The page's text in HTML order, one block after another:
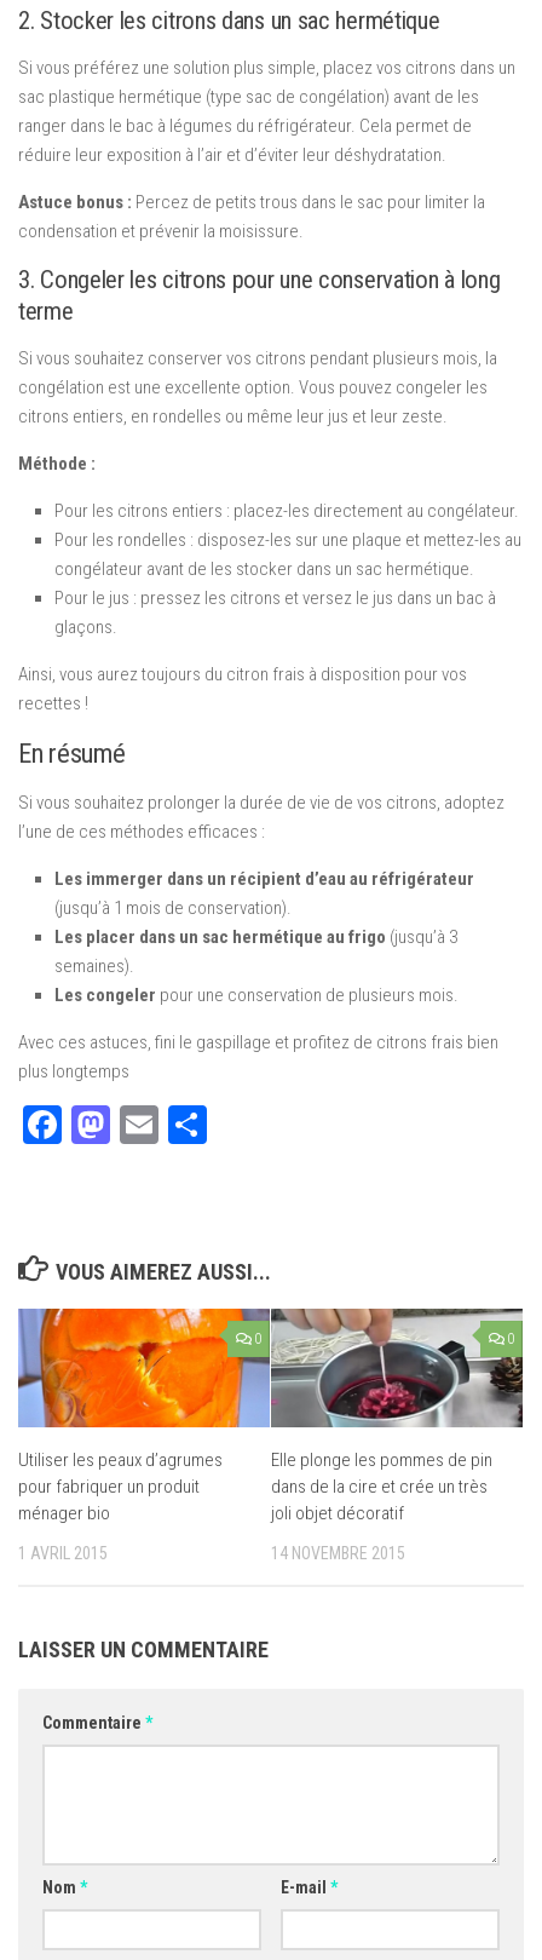
2. Stocker les citrons dans un sac hermétique
Si vous préférez une solution plus simple, placez vos citrons dans un
sac plastique hermétique (type sac de congélation) avant de les
ranger dans le bac à légumes du réfrigérateur. Cela permet de
réduire leur exposition à l’air et d’éviter leur déshydratation.
Astuce bonus : Percez de petits trous dans le sac pour limiter la
condensation et prévenir la moisissure.
3. Congeler les citrons pour une conservation à long
terme
Si vous souhaitez conserver vos citrons pendant plusieurs mois, la
congélation est une excellente option. Vous pouvez congeler les
citrons entiers, en rondelles ou même leur jus et leur zeste.
Méthode :
Pour les citrons entiers : placez-les directement au congélateur.
Pour les rondelles : disposez-les sur une plaque et mettez-les au
congélateur avant de les stocker dans un sac hermétique.
Pour le jus : pressez les citrons et versez le jus dans un bac à
glaçons.
Ainsi, vous aurez toujours du citron frais à disposition pour vos
recettes !
En résumé
Si vous souhaitez prolonger la durée de vie de vos citrons, adoptez
l’une de ces méthodes efficaces :
Les immerger dans un récipient d’eau au réfrigérateur
(jusqu’à 1 mois de conservation).
Les placer dans un sac hermétique au frigo (jusqu’à 3
semaines).
Les congeler pour une conservation de plusieurs mois.
Avec ces astuces, fini le gaspillage et profitez de citrons frais bien
plus longtemps
Facebook
Mastodon
Email
VOUS AIMEREZ AUSSI...
0
Utiliser les peaux d’agrumes
pour fabriquer un produit
ménager bio
1 AVRIL 2015
0
Elle plonge les pommes de pin
dans de la cire et crée un très
joli objet décoratif
14 NOVEMBRE 2015
LAISSER UN COMMENTAIRE
Commentaire *
Nom * E-mail *